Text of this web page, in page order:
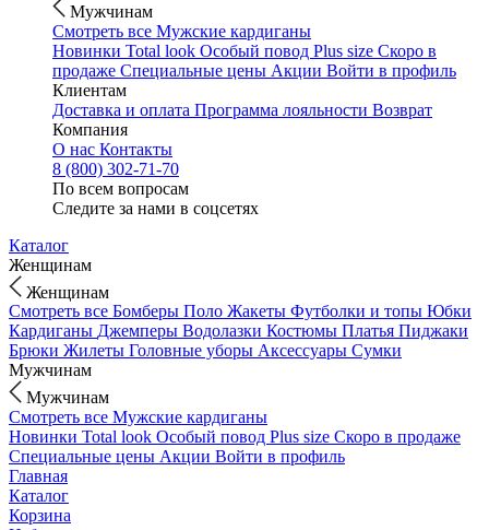
Мужчинам
Смотреть все Мужские кардиганы
Новинки Total look Особый повод Plus size Скоро в
продаже Специальные цены Акции Войти в профиль
Клиентам
Доставка и оплата Программа лояльности Возврат
Компания
О нас Контакты
8 (800) 302-71-70
По всем вопросам
Следите за нами в соцсетях
Каталог
Женщинам
Женщинам
Смотреть все Бомберы Поло Жакеты Футболки и топы Юбки
Кардиганы Джемперы Водолазки Костюмы Платья Пиджаки
Брюки Жилеты Головные уборы Аксессуары Сумки
Мужчинам
Мужчинам
Смотреть все Мужские кардиганы
Новинки Total look Особый повод Plus size Скоро в продаже
Специальные цены Акции Войти в профиль
Главная
Каталог
Корзина